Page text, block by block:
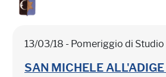
13/03/18 - Pomeriggio di Studio
SAN MICHELE